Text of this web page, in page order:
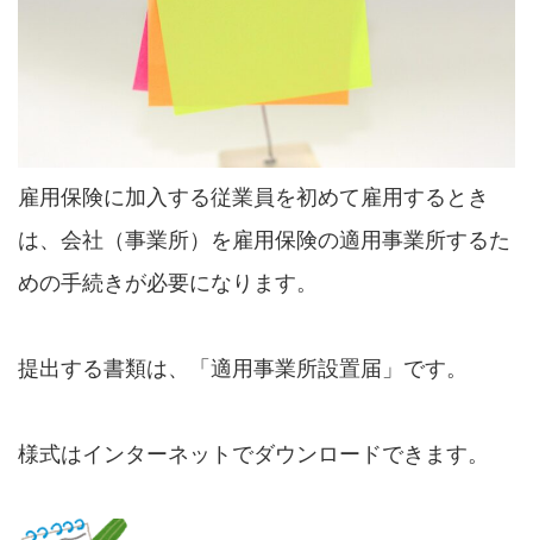
雇用保険に加入する従業員を初めて雇用するとき
は、会社（事業所）を雇用保険の適用事業所するた
めの手続きが必要になります。
提出する書類は、「適用事業所設置届」です。
様式はインターネットでダウンロードできます。